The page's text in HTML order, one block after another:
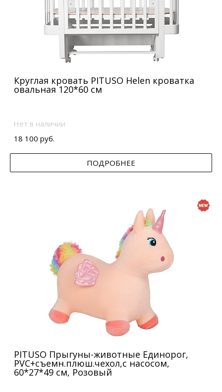
Круглая кровать PITUSO Helen кроватка
овальная 120*60 см
Нет в наличии
18 100 руб.
ПОДРОБНЕЕ
PITUSO Прыгуны-животные Единорог,
PVC+съемн.плюш.чехол,с насосом,
60*27*49 см, Розовый